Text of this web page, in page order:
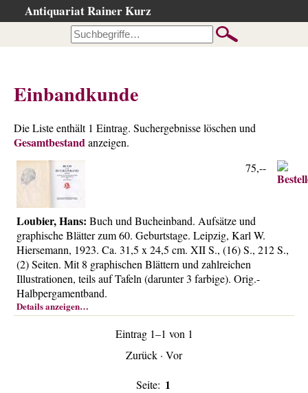
Antiquariat Rainer Kurz
…nach Beschreibung
…nach Kategorie
…nach Schlagwort
…nach Person
Neuzugänge
…der letzten Wochen
…der letzten Tage
Suchergebnisse
Ankauf
Warenkorb
Über uns
Einbandkunde
Die Liste enthält 1 Eintrag. Suchergebnisse löschen und
Gesamtbestandanzeigen.
Loubier, Hans: Buch und Bucheinband. Aufsätze und
graphische Blätter zum 60. Geburtstage. Leipzig, Karl W.
Hiersemann, 1923. Ca. 31,5 x 24,5 cm. XII S., (16) S., 212 S.,
(2) Seiten. Mit 8 graphischen Blättern und zahlreichen
Illustrationen, teils auf Tafeln (darunter 3 farbige). Orig.-
Halbpergamentband.
Details anzeigen…
75,--
Eintrag 1–1 von 1
Zurück · Vor
Seite: 1